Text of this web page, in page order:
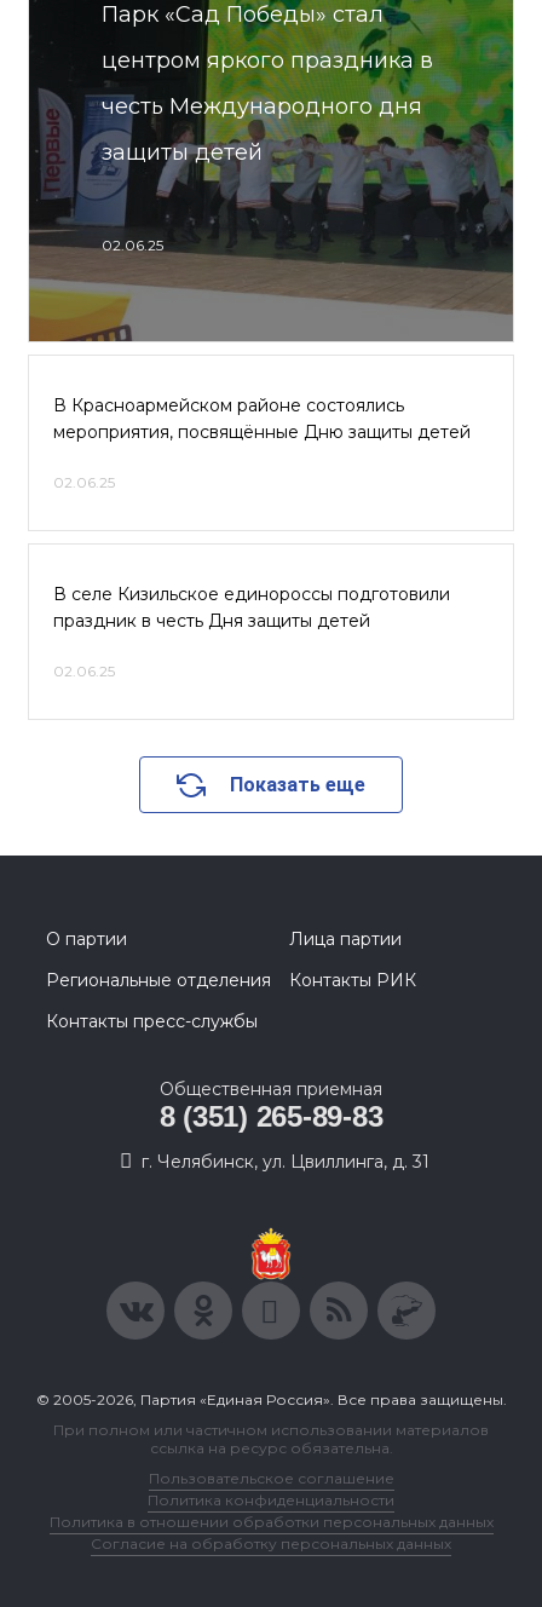
Парк «Сад Победы» стал
центром яркого праздника в
честь Международного дня
защиты детей
02.06.25
В Красноармейском районе состоялись
мероприятия, посвящённые Дню защиты детей
02.06.25
В селе Кизильское единороссы подготовили
праздник в честь Дня защиты детей
02.06.25
Показать еще
О партии
Лица партии
Региональные отделения
Контакты РИК
Контакты пресс-службы
Общественная приемная
8 (351) 265-89-83
г. Челябинск, ул. Цвиллинга, д. 31
© 2005-2026, Партия «Единая Россия». Все права защищены.
При полном или частичном использовании материалов
ссылка на ресурс обязательна.
Пользовательское соглашение
Политика конфиденциальности
Политика в отношении обработки персональных данных
Согласие на обработку персональных данных